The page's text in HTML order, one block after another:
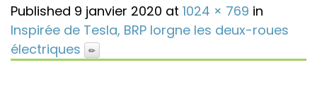
Published 9 janvier 2020 at 1024 × 769 in
Inspirée de Tesla, BRP lorgne les deux-roues
électriques